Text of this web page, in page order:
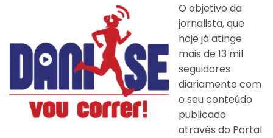
O objetivo da
jornalista, que
hoje já atinge
mais de 13 mil
seguidores
diariamente com
o seu conteúdo
publicado
através do Portal